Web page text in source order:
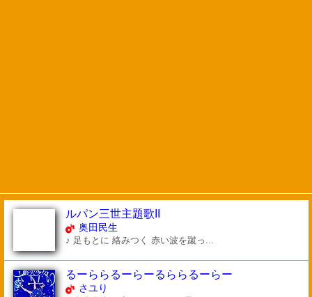
ルパン三世主題歌II
奥田民生
♪ 足もとに 絡みつく 赤い波を蹴っ...
るーららるーらーるららるーらー
さユり